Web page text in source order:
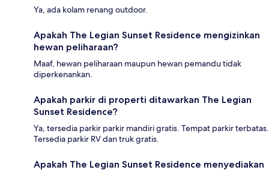
Ya, ada kolam renang outdoor.
Apakah The Legian Sunset Residence mengizinkan
hewan peliharaan?
Maaf, hewan peliharaan maupun hewan pemandu tidak
diperkenankan.
Apakah parkir di properti ditawarkan The Legian
Sunset Residence?
Ya, tersedia parkir parkir mandiri gratis. Tempat parkir terbatas.
Tersedia parkir RV dan truk gratis.
Apakah The Legian Sunset Residence menyediakan